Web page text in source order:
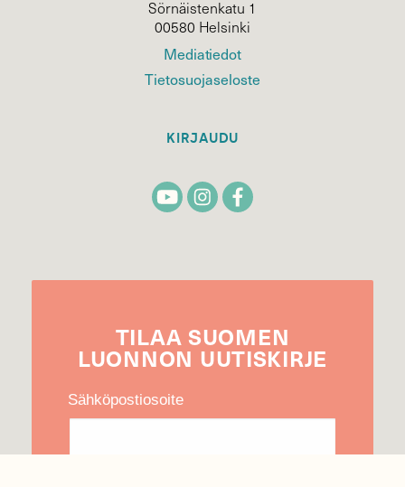
Sörnäistenkatu 1
00580 Helsinki
Mediatiedot
Tietosuojaseloste
KIRJAUDU
TILAA SUOMEN
LUONNON UUTIS­KIRJE
Sähköpostiosoite